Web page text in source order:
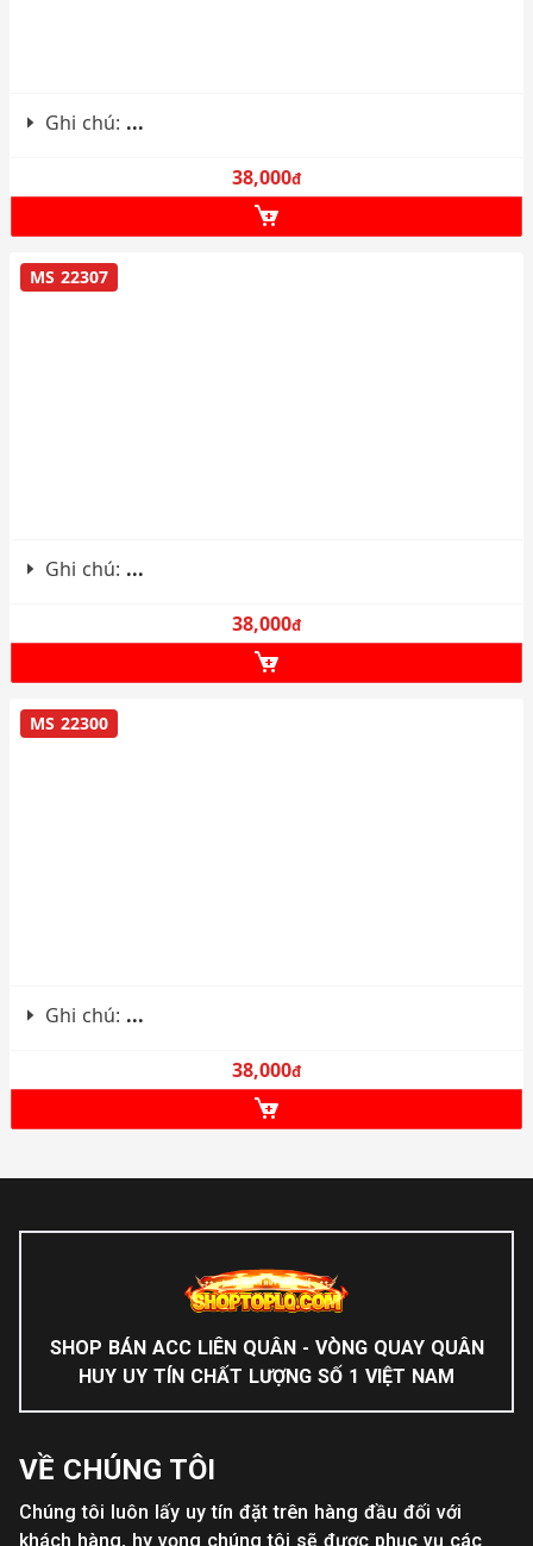
Ghi chú: ...
38,000đ
MS 22307
Ghi chú: ...
38,000đ
MS 22300
Ghi chú: ...
38,000đ
SHOP BÁN ACC LIÊN QUÂN - VÒNG QUAY QUÂN
HUY UY TÍN CHẤT LƯỢNG SỐ 1 VIỆT NAM
VỀ CHÚNG TÔI
Chúng tôi luôn lấy uy tín đặt trên hàng đầu đối với
khách hàng, hy vọng chúng tôi sẽ được phục vụ các